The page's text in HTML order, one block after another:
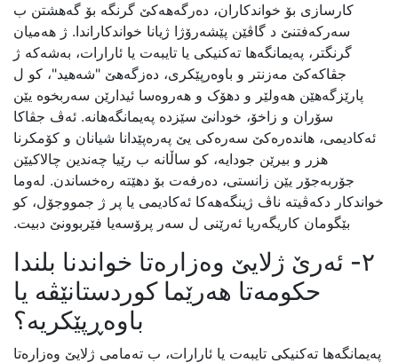
کارسازی بۆ خواندکاران، دەرگەهەکێ گرنگە بۆ گەهشتن ب
سەرکەفتنێ د گاڤێن پێشەرۆژا ژیانا خواندکاراندا. ژ هەمیان
گرنگتر، پەیمانگەها تەکنیکی یا تایبەت یا ئارارات، بەشەکە ژ
جڤاکەکێ مەزنتر و باوەرپێکری، دەزگەهێ "شەهید"، کو ل
پارێزگەهێن هەولێر و دهۆک و هەروەسا ئیدارێن سەربخوە یێن
سۆران و زاخۆ، خودانێ سێزدە پەیمانگەهانە. ئەڤ جڤاکا
ئەکادیمی، هاندەرەکێ سەرەکی یێ پەرەپێدانا شیانان و کۆمکرنا
هزر و بیرێن جودایە، کو ساڵانە ب رێیا چەندین چالاکیێن
جۆربەجۆر یێن زانستی، دەرفەت بۆ دهێتە رەخساندن. لەوما
خواندکار دکەڤیتە ناڤ ژینگەهەکا ئەکادیمی یا پر ژ جمووجۆل، کو
بێگومان کاریگەریا ئەرێنی ل سەر پرۆسەیا فێربوونێ دبیت.
٢- ئەرێ ژلایێ وەزارەتا خواندنا بلندا
حکومەتا هەرێما کوردستانێڤە یا
باوەڕپێکریە؟
پەیمانگەها تەکنیکی تایبەت یا ئارارات، ب تەمامی ژلایێ وەزارەتا